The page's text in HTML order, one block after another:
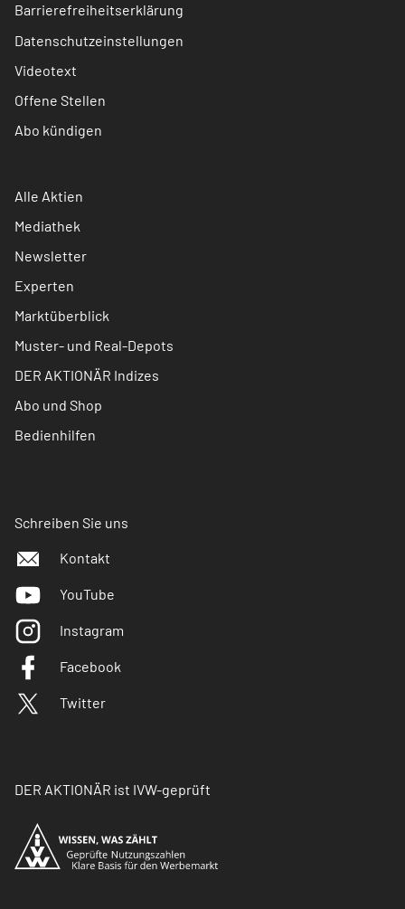
Barrierefreiheitserklärung
Datenschutzeinstellungen
Videotext
Offene Stellen
Abo kündigen
Alle Aktien
Mediathek
Newsletter
Experten
Marktüberblick
Muster- und Real-Depots
DER AKTIONÄR Indizes
Abo und Shop
Bedienhilfen
Schreiben Sie uns
Kontakt
YouTube
Instagram
Facebook
Twitter
DER AKTIONÄR ist IVW-geprüft